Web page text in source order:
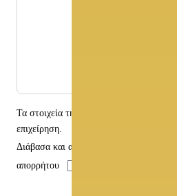
Τα στοιχεία της φόρμας αποστέλλονται
επιχείρηση.
Διάβασα και αποδέχομαι τους όρους
απορρήτου